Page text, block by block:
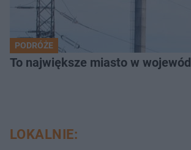
PODRÓŻE
To największe miasto w
LOKALNIE: